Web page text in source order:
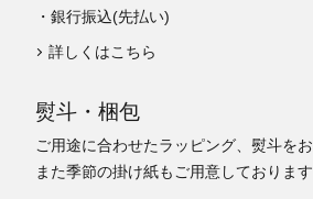
・銀行振込(先払い)
詳しくはこちら
熨斗・梱包
ご用途に合わせたラッピング、熨斗を
また季節の掛け紙もご用意しております